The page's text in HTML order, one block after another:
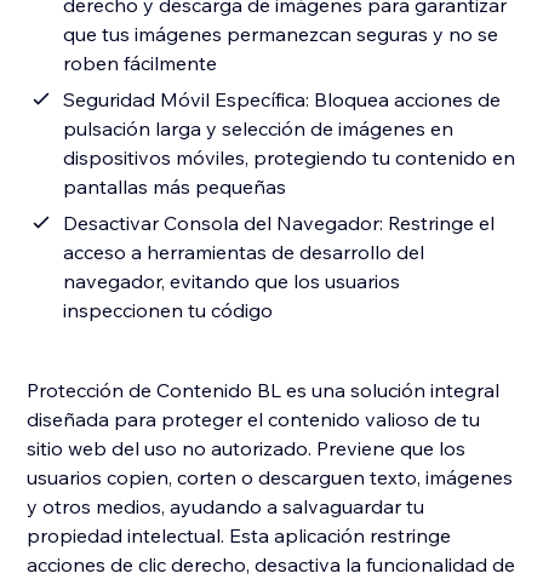
derecho y descarga de imágenes para garantizar
que tus imágenes permanezcan seguras y no se
roben fácilmente
Seguridad Móvil Específica: Bloquea acciones de
pulsación larga y selección de imágenes en
dispositivos móviles, protegiendo tu contenido en
pantallas más pequeñas
Desactivar Consola del Navegador: Restringe el
acceso a herramientas de desarrollo del
navegador, evitando que los usuarios
inspeccionen tu código
Protección de Contenido BL es una solución integral
diseñada para proteger el contenido valioso de tu
sitio web del uso no autorizado. Previene que los
usuarios copien, corten o descarguen texto, imágenes
y otros medios, ayudando a salvaguardar tu
propiedad intelectual. Esta aplicación restringe
acciones de clic derecho, desactiva la funcionalidad de